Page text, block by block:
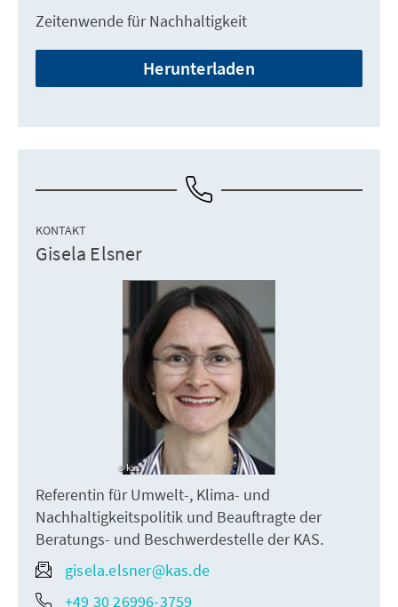
Zeitenwende für Nachhaltigkeit
Herunterladen
KONTAKT
Gisela Elsner
kas
Referentin für Umwelt-, Klima- und
Nachhaltigkeitspolitik und Beauftragte der
Beratungs- und Beschwerdestelle der KAS.
gisela.elsner@kas.de
+49 30 26996-3759